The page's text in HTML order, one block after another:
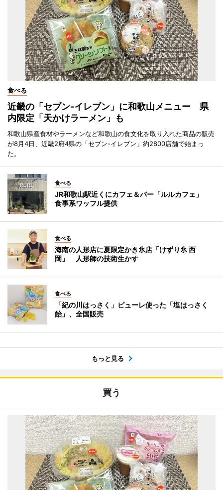
食べる
近畿の「セブン-イレブン」に和歌山メニュー 県
内限定「天かけラーメン」も
和歌山県産食材やラーメンなど和歌山の食文化を取り入れた商品の販売
が8月4日、近畿2府4県の「セブン-イレブン」約2800店舗で始まっ
た。
食べる
JR和歌山駅近くにカフェ＆バー「ルルカフェ」
食事系ワッフル提供
食べる
海南の人形店に夏限定かき氷店「けずり氷 西
岡」 人形師の技術生かす
食べる
「紀の川はっさく」ピューレ使った「塩はっさく
飴」、全国販売
もっと見る
買う